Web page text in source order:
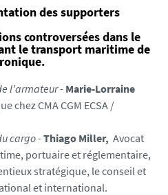
des supporters
controversées dans le
le transport maritime de
l'armateur- Marie-Lorraine
chez CMA CGM ECSA /
cargo-Thiago Miller, Avocat
portuaire et réglementaire,
stratégique, le conseil et
et international.